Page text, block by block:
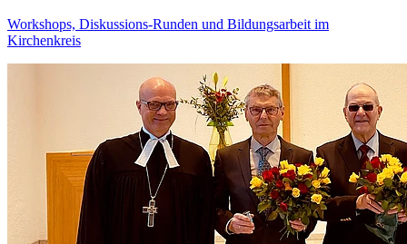
Workshops, Diskussions-Runden und Bildungsarbeit im
Kirchenkreis